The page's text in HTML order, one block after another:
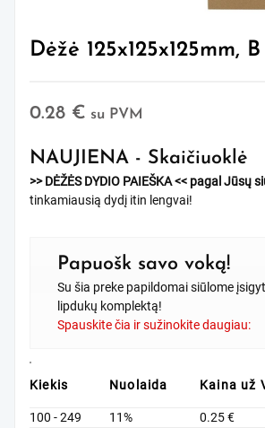
Dėžė 125x125x125mm, B
0.28 € su PVM
NAUJIENA - Skaičiuoklė
>> DĖŽĖS DYDIO PAIEŠKA << pagal Jūsų
tinkamiausią dydį itin lengvai!
Papuošk savo voką!
Su šia preke papildomai siūlome
lipdukų komplektą!
Spauskite čia ir sužinokite daugiau:
Kiekis Nuolaida Kaina už
100 - 249 11% 0.25€